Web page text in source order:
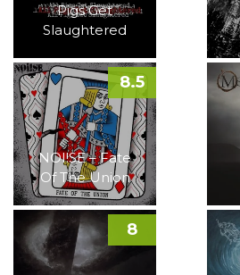
Pigs Get
Slaughtered
NOI!SE – Fate
Of The Union
8.5
8